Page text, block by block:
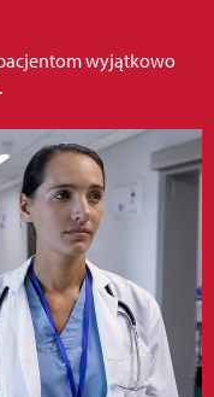
wyjątkowo